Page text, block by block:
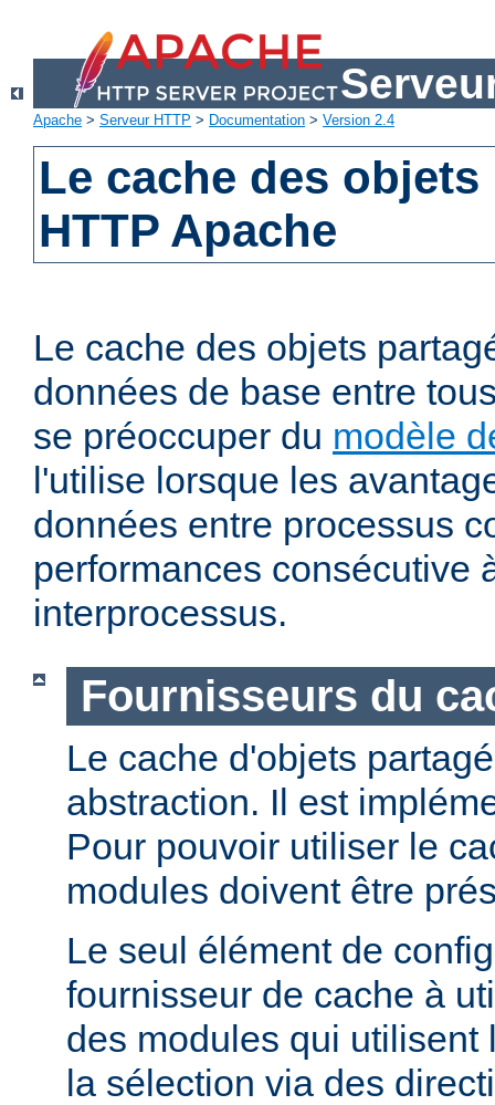
Apache > Serveur HTTP > Documentation > Version 2.4
Le cache des
HTTP Apache
Le cache des objets
données de base entre
se préoccuper du modèle
l'utilise lorsque les
données entre processus
performances consécutive
interprocessus.
Fournisseurs du
Le cache d'objets
abstraction. Il est
Pour pouvoir utiliser le
modules doivent être
Le seul élément de
fournisseur de cache à
des modules qui
la sélection via des